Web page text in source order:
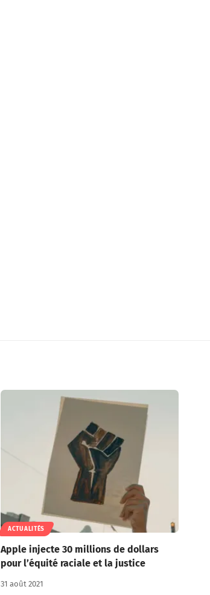
ACTUALITÉS
Apple injecte 30 millions de dollars
pour l’équité raciale et la justice
31 août 2021